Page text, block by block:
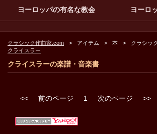
ヨーロッパの有名な教会
ヨーロ
クラシック作曲家.com アイテム 本
クラシッ
クライスラー
クライスラーの楽譜・音楽書
<< 前のページ 1 次のページ >>